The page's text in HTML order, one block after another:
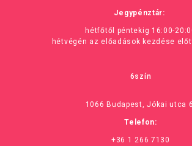
Jegypénztár:
hétfőtől péntekig 16:00-
hétvégén az előadások kezdése
6szín
1066 Budapest, Jókai utca 6.
Telefon:
+36 1 266 7130